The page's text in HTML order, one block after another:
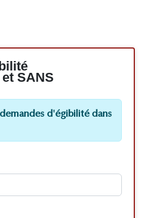
SANS
d'égibilité dans